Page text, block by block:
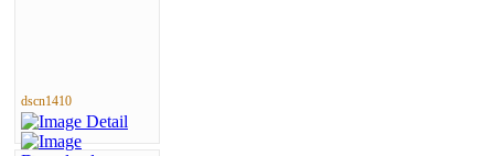
dscn1410